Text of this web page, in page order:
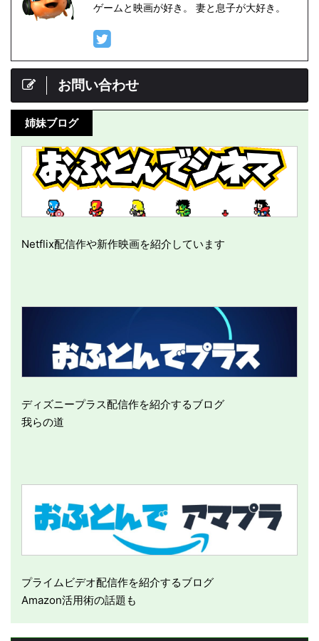
ゲームと映画が好き。 妻と息子が大好き。
お問い合わせ
姉妹ブログ
Netflix配信作や新作映画を紹介しています
ディズニープラス配信作を紹介するブログ
我らの道
プライムビデオ配信作を紹介するブログ
Amazon活用術の話題も